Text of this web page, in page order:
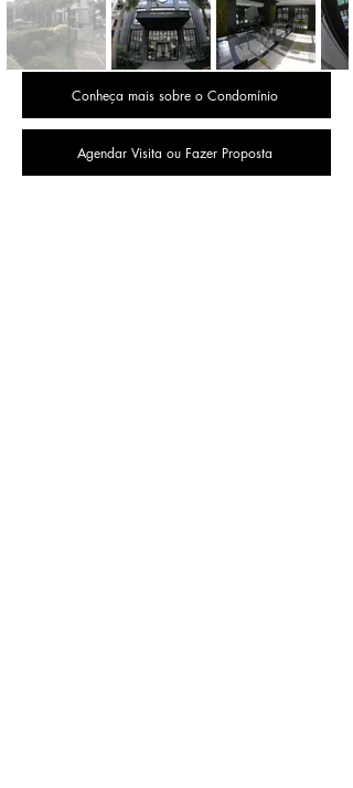
Conheça mais sobre o Condomínio
Agendar Visita ou Fazer Proposta